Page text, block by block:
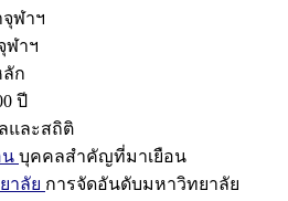
ฬาฯ
ฬาฯ
ก
ปี
และสถิติ
น บุคคลสำคัญที่มาเยือน
าลัย การจัดอันดับมหาวิทยาลัย